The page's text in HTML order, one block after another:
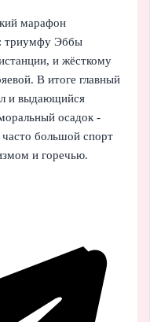
марафон
триумфу Эббы
и жёсткому
В итоге главный
и выдающийся
осадок -
большой спорт
и горечью.